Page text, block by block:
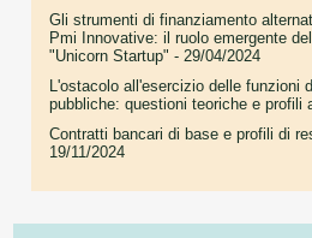
Gli strumenti di finanziamento
Pmi Innovative: il ruolo emergente
"Unicorn Startup" - 29/04/2024
L'ostacolo all'esercizio delle funzioni
pubbliche: questioni teoriche e profili
Contratti bancari di base e profili di
19/11/2024